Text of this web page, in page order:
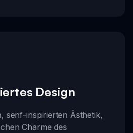
Design
senf-inspirierten Ästhetik,
Charme des